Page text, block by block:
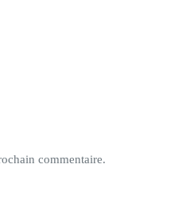
commentaire.